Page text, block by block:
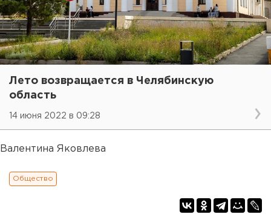
Лето возвращается в Челябинскую
область
14 июня 2022 в 09:28
Валентина Яковлева
Общество